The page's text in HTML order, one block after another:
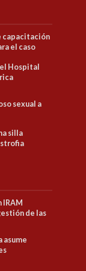
capacitación
el caso
Hospital
sexual a
silla
IRAM
de las
asume